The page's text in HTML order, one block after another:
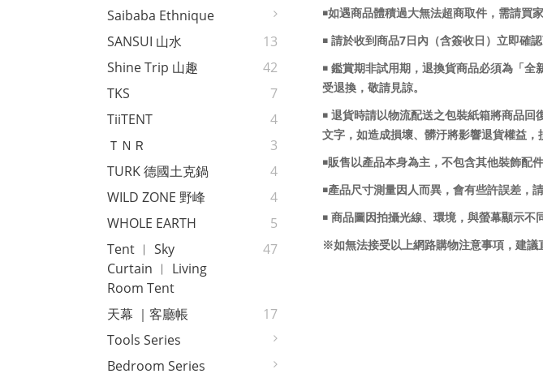
Saibaba Ethnique
SANSUI 山水
13
Shine Trip 山趣
42
TKS
7
TiiTENT
4
ＴＮＲ
3
TURK 德國土克鍋
4
WILD ZONE 野峰
4
WHOLE EARTH
5
Tent ︱ Sky
Curtain ︱ Living
Room Tent
47
天幕 ｜客廳帳
17
Tools Series
Bedroom Series
￭如遇商品體積過大無法超商取件，需請買
￭ 請於收到商品7 日內（含簽收日）立即確
￭ 鑑賞期非試用期，退換貨商品必須為「全
受退換，敬請見諒。
￭ 退貨時請以物流配送之包裝紙箱將商品
文字，如造成損壞、髒汙將影響退貨權益，
￭販售以產品本身為主，不包含其他裝飾配
￭產品尺寸測量因人而異，會有些許誤差，
￭ 商品圖因拍攝光線、環境，與螢幕顯示不
※如無法接受以上網路購物注意事項，建